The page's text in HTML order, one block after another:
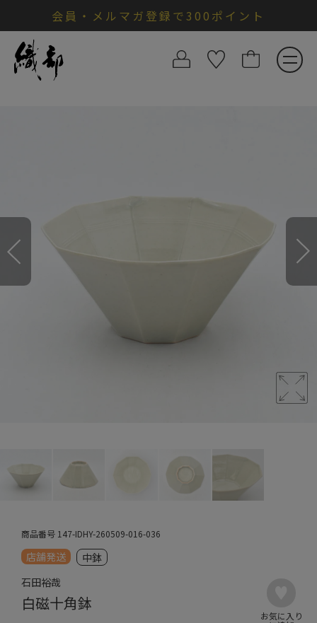
会員・メルマガ登録で300ポイント
商品番号 147-IDHY-260509-016-036
店舗発送
中鉢
石田裕哉
白磁十角鉢